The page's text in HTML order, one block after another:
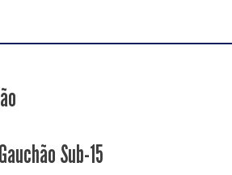
Sub-15